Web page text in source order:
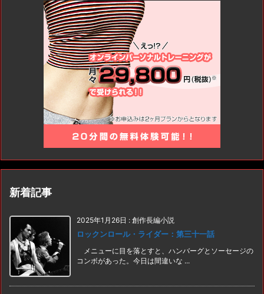
新着記事
2025年1月26日 : 創作長編小説
ロックンロール・ライダー：第三十一話
メニューに目を落とすと、ハンバーグとソーセージの
コンボがあった。今日は間違いな ...